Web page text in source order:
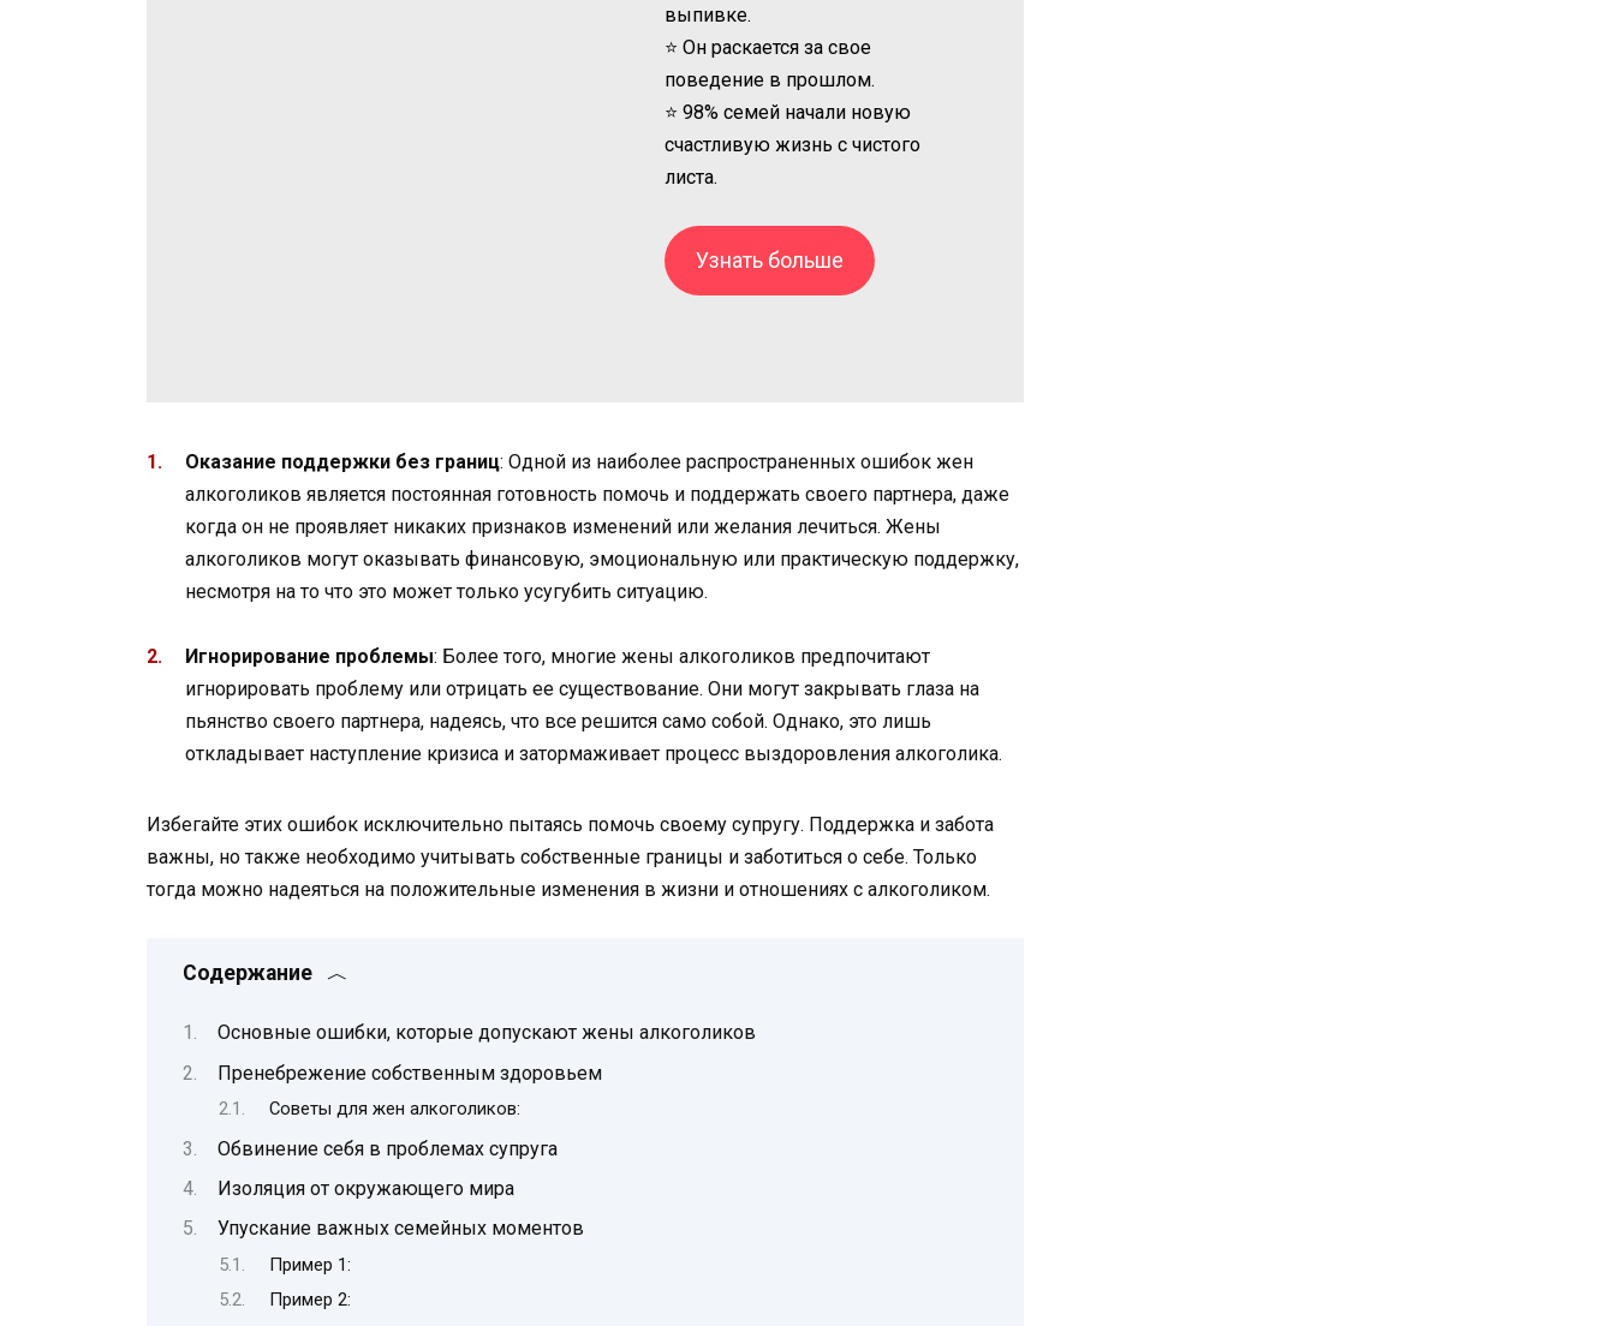
выпивке.
⭐ Он раскается за свое
поведение в прошлом.
⭐ 98% семей начали новую
счастливую жизнь с чистого
листа.
Узнать больше
Оказание поддержки без границ: Одной из наиболее распространенных ошибок жен
алкоголиков является постоянная готовность помочь и поддержать своего партнера, даже
когда он не проявляет никаких признаков изменений или желания лечиться. Жены
алкоголиков могут оказывать финансовую, эмоциональную или практическую поддержку,
несмотря на то что это может только усугубить ситуацию.
Игнорирование проблемы: Более того, многие жены алкоголиков предпочитают
игнорировать проблему или отрицать ее существование. Они могут закрывать глаза на
пьянство своего партнера, надеясь, что все решится само собой. Однако, это лишь
откладывает наступление кризиса и затормаживает процесс выздоровления алкоголика.
Избегайте этих ошибок исключительно пытаясь помочь своему супругу. Поддержка и забота
важны, но также необходимо учитывать собственные границы и заботиться о себе. Только
тогда можно надеяться на положительные изменения в жизни и отношениях с алкоголиком.
Содержание
Основные ошибки, которые допускают жены алкоголиков
Пренебрежение собственным здоровьем
Советы для жен алкоголиков:
Обвинение себя в проблемах супруга
Изоляция от окружающего мира
Упускание важных семейных моментов
Пример 1:
Пример 2: